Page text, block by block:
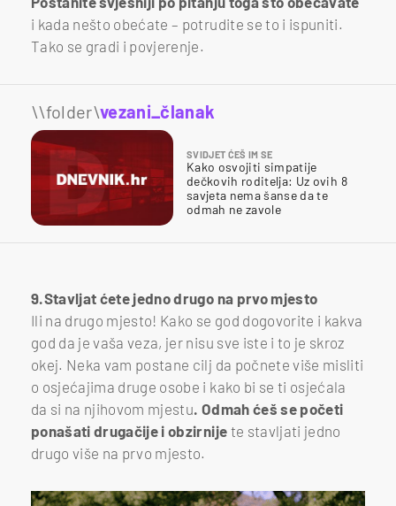
i kada nešto obećate – potrudite se to i ispuniti.
Tako se gradi i povjerenje.
\\folder\vezani_članak
SVIDJET ĆEŠ IM SE
Kako osvojiti simpatije
dečkovih roditelja: Uz ovih 8
savjeta nema šanse da te
odmah ne zavole
9.Stavljat ćete jedno drugo na prvo mjesto
Ili na drugo mjesto! Kako se god dogovorite i kakva
god da je vaša veza, jer nisu sve iste i to je skroz
okej. Neka vam postane cilj da počnete više misliti
o osjećajima druge osobe i kako bi se ti osjećala
da si na njihovom mjestu. Odmah ćeš se početi
ponašati drugačije i obzirnije te stavljati jedno
drugo više na prvo mjesto.